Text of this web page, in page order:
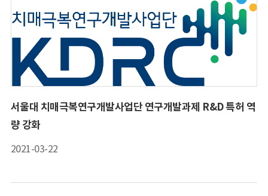
서울대 치매극복연구개발사업단 연구개발과제 R&D 특허 역
량 강화
2021-03-22